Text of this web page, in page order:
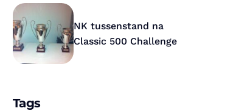
NK tussenstand na
Classic 500 Challenge
Tags